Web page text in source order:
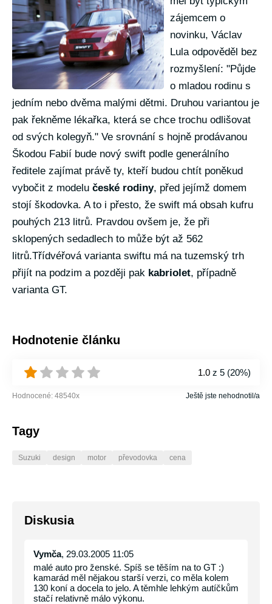
zájemcem o
novinku, Václav
Lula odpověděl bez
rozmyšlení: "Půjde
o mladou rodinu s
jedním nebo dvěma malými dětmi. Druhou variantou je
pak řekněme lékařka, která se chce trochu odlišovat
od svých kolegyň." Ve srovnání s hojně prodávanou
Škodou Fabií bude nový swift podle generálního
ředitele zajímat právě ty, kteří budou chtít poněkud
vybočit z modelu české rodiny, před jejímž domem
stojí škodovka. A to i přesto, že swift má obsah kufru
pouhých 213 litrů. Pravdou ovšem je, že při
sklopených sedadlech to může být až 562
litrů.Třídvéřová varianta swiftu má na tuzemský trh
přijít na podzim a později pak kabriolet, případně
varianta GT.
Hodnotenie článku
1.0 z 5 (20%)
Hodnocené: 48540x Ještě jste nehodnotil/a
Tagy
Suzuki design motor převodovka cena
Diskusia
Vymča, 29.03.2005 11:05
malé auto pro ženské. Spíš se těším na to GT :)
kamarád měl nějakou starší verzi, co měla kolem
130 koní a docela to jelo. A těmhle lehkým autíčkům
stačí relativně málo výkonu.